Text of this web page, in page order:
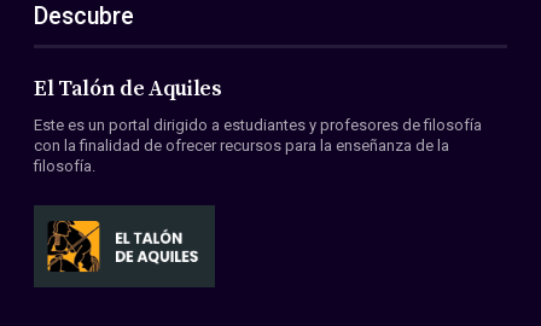
ES
EN
Acerca de nosotros
Miembros
Convenios
Descubre
El Talón de Aquiles
Este es un portal dirigido a estudiantes y profesores de filosofía
con la finalidad de ofrecer recursos para la enseñanza de la
filosofía.